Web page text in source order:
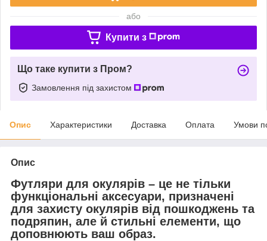
або
Купити з
Що таке купити з Пром?
Замовлення під захистом
Опис Характеристики Доставка Оплата Умови
Опис
Футляри для окулярів – це не тільки
функціональні аксесуари, призначені
для захисту окулярів від пошкоджень та
подряпин, але й стильні елементи, що
доповнюють ваш образ.